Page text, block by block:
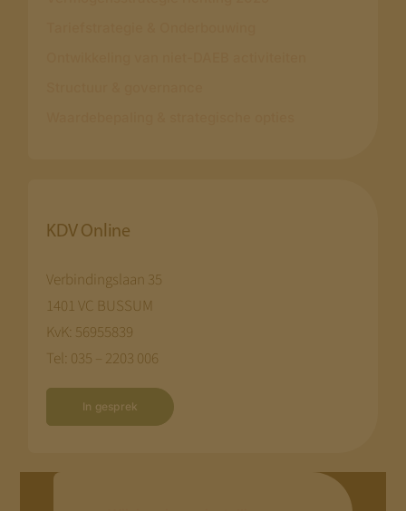
KDV Online
Verbindingslaan 35
1401 VC BUSSUM
KvK: 56955839
Tel: 035 – 2203 006
In gesprek